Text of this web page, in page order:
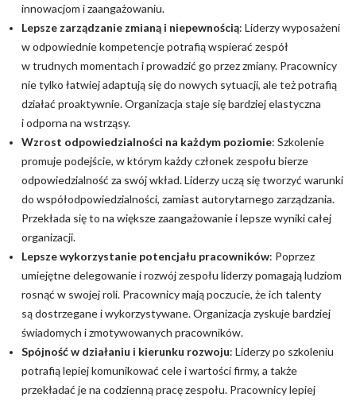
innowacjom i zaangażowaniu.
Lepsze zarządzanie zmianą i niepewnością: Liderzy wyposażeni
w odpowiednie kompetencje potrafią wspierać zespół
w trudnych momentach i prowadzić go przez zmiany. Pracownicy
nie tylko łatwiej adaptują się do nowych sytuacji, ale też potrafią
działać proaktywnie. Organizacja staje się bardziej elastyczna
i odporna na wstrząsy.
Wzrost odpowiedzialności na każdym poziomie: Szkolenie
promuje podejście, w którym każdy członek zespołu bierze
odpowiedzialność za swój wkład. Liderzy uczą się tworzyć warunki
do współodpowiedzialności, zamiast autorytarnego zarządzania.
Przekłada się to na większe zaangażowanie i lepsze wyniki całej
organizacji.
Lepsze wykorzystanie potencjału pracowników: Poprzez
umiejętne delegowanie i rozwój zespołu liderzy pomagają ludziom
rosnąć w swojej roli. Pracownicy mają poczucie, że ich talenty
są dostrzegane i wykorzystywane. Organizacja zyskuje bardziej
świadomych i zmotywowanych pracowników.
Spójność w działaniu i kierunku rozwoju: Liderzy po szkoleniu
potrafią lepiej komunikować cele i wartości firmy, a także
przekładać je na codzienną pracę zespołu. Pracownicy lepiej